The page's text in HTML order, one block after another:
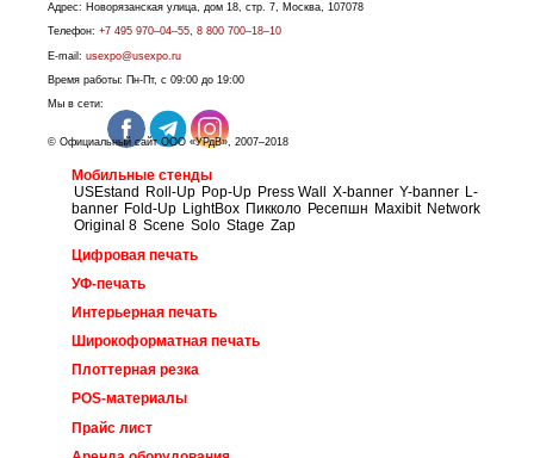
Адрес: Новорязанская улица, дом 18, стр. 7, Москва, 107078
Телефон: +7 495 970–04–55, 8 800 700–18–10
E-mail: usexpo@usexpo.ru
Время работы: Пн-Пт, c 09:00 до 19:00
Мы в сети:
© Официальный сайт ООО «УРдВ», 2007–2018
Мобильные стенды
USEstand
Roll-Up Pop-Up Press Wall X-banner Y-banner L-
banner Fold-Up LightBox Пикколо Ресепшн Maxibit Network
Original 8 Scene Solo Stage Zap
Цифровая печать
УФ-печать
Интерьерная печать
Широкоформатная печать
Плоттерная резка
РОS-материалы
Прайс лист